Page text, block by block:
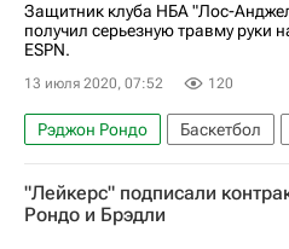
Защитник клуба НБА "Лос-
получил серьезную травму руки
ESPN.
13 июля 2020, 07:52 120
Рэджон Рондо Баскетбол
Лос-Анджелес Лейкерс
"Лейкерс" подписали
Рондо и Брэдли